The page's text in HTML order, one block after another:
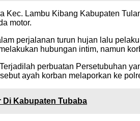
Lambu Kibang Kabupaten
motor.
perjalanan turun hujan lalu
hubungan intim, namun
perbuatan Persetubuhan
ayah korban melaporkan ke
Kabupaten Tubaba